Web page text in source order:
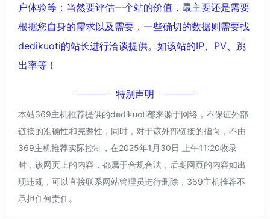
户体验等；当然要评估一个站的价值，最主要还是需要
根据您自身的需求以及需要，一些确切的数据则需要找
dedikuoti的站长进行洽谈提供。如该站的IP、PV、跳
出率等！
特别声明
本站369主机推荐提供的dedikuoti都来源于网络，不保证外部
链接的准确性和完整性，同时，对于该外部链接的指向，不由
369主机推荐实际控制，在2025年1月30日 上午11:20收录
时，该网页上的内容，都属于合规合法，后期网页的内容如出
现违规，可以直接联系网站管理员进行删除，369主机推荐不
承担任何责任。